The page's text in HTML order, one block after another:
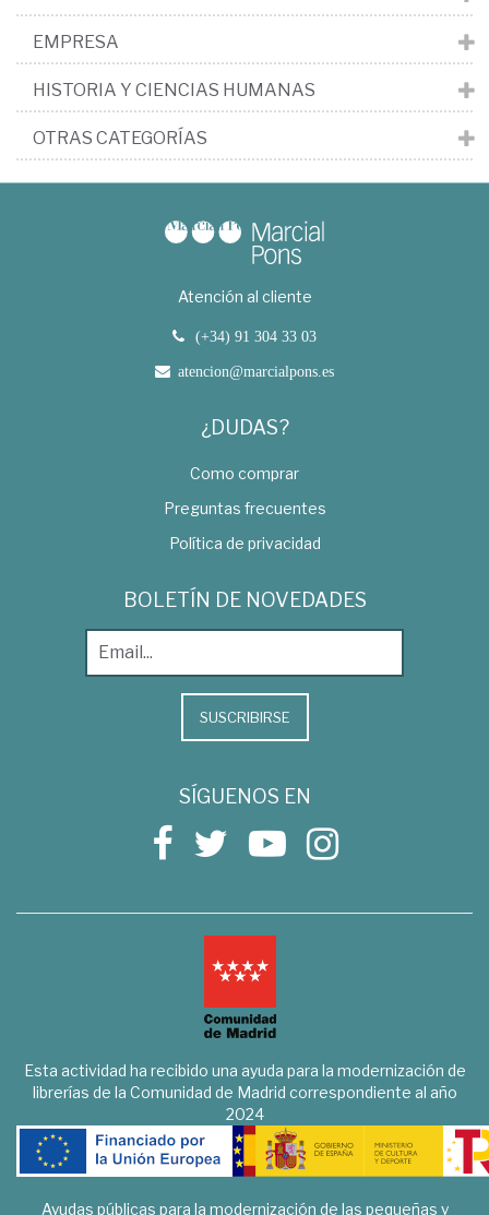
EMPRESA
HISTORIA Y CIENCIAS HUMANAS
OTRAS CATEGORÍAS
Atención al cliente
(+34) 91 304 33 03
atencion@marcialpons.es
¿DUDAS?
Como comprar
Preguntas frecuentes
Política de privacidad
BOLETÍN DE NOVEDADES
SUSCRIBIRSE
SÍGUENOS EN
Esta actividad ha recibido una ayuda para la modernización de
librerías de la Comunidad de Madrid correspondiente al año
2024
Ayudas públicas para la modernización de las pequeñas y